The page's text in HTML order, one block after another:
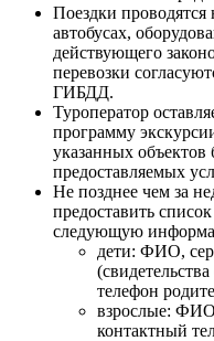
Поездки
автобусах,
действующего
перевозки
ГИБДД.
Туроператор
программу
указанных объектов
предоставляемых
Не позднее чем за
предоставить
следующую
дети: ФИО,
телефон
взрослые:
контактный